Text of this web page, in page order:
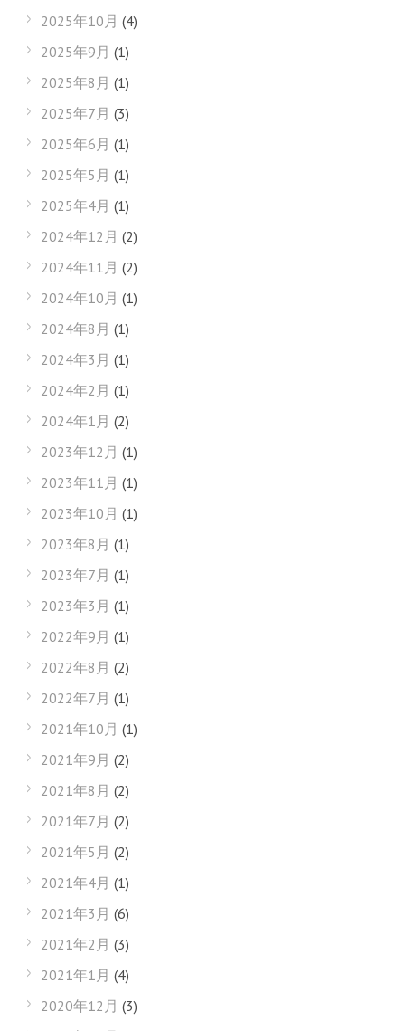
2025年10月 (4)
2025年9月 (1)
2025年8月 (1)
2025年7月 (3)
2025年6月 (1)
2025年5月 (1)
2025年4月 (1)
2024年12月 (2)
2024年11月 (2)
2024年10月 (1)
2024年8月 (1)
2024年3月 (1)
2024年2月 (1)
2024年1月 (2)
2023年12月 (1)
2023年11月 (1)
2023年10月 (1)
2023年8月 (1)
2023年7月 (1)
2023年3月 (1)
2022年9月 (1)
2022年8月 (2)
2022年7月 (1)
2021年10月 (1)
2021年9月 (2)
2021年8月 (2)
2021年7月 (2)
2021年5月 (2)
2021年4月 (1)
2021年3月 (6)
2021年2月 (3)
2021年1月 (4)
2020年12月 (3)